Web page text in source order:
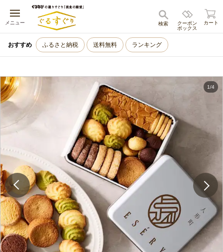
メニュー
キャンセル
クーポン
ボックス
検索 カート
おすすめ ふるさと納税 送料無料 ランキング
1/4